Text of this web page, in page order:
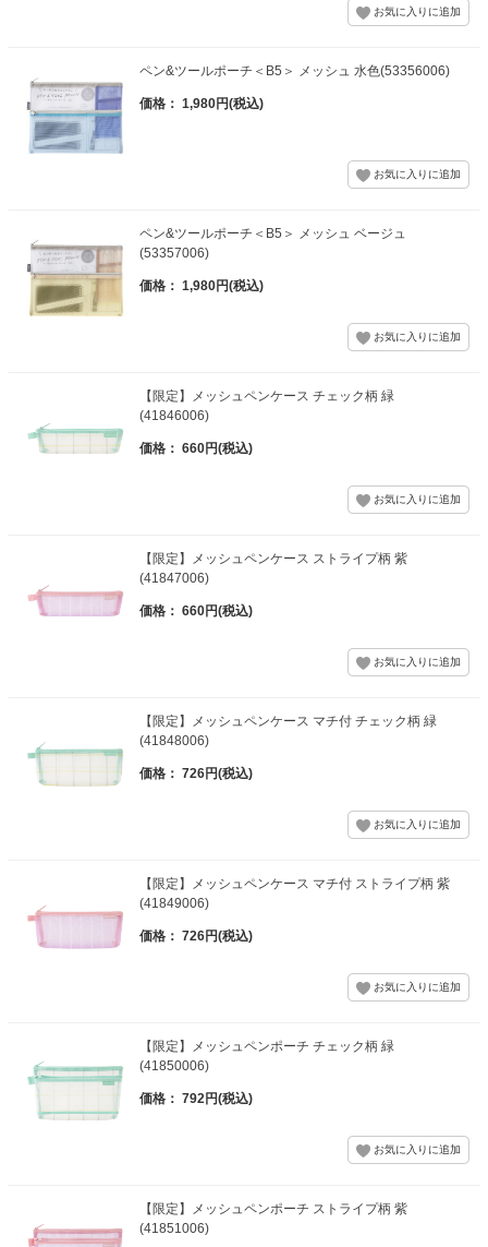
ペン&ツールポーチ＜B5＞ メッシュ 水色(53356006)
価格： 1,980円(税込)
ペン&ツールポーチ＜B5＞ メッシュ ベージュ
(53357006)
価格： 1,980円(税込)
【限定】メッシュペンケース チェック柄 緑
(41846006)
価格： 660円(税込)
【限定】メッシュペンケース ストライプ柄 紫
(41847006)
価格： 660円(税込)
【限定】メッシュペンケース マチ付 チェック柄 緑
(41848006)
価格： 726円(税込)
【限定】メッシュペンケース マチ付 ストライプ柄 紫
(41849006)
価格： 726円(税込)
【限定】メッシュペンポーチ チェック柄 緑
(41850006)
価格： 792円(税込)
【限定】メッシュペンポーチ ストライプ柄 紫
(41851006)